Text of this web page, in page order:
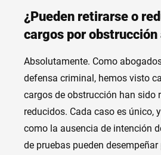
¿Pueden retirarse o
cargos por
Absolutamente. Como
defensa criminal, hemos visto
cargos de obstrucción han sido
reducidos. Cada caso es único,
como la ausencia de intención
de pruebas pueden desempeñar